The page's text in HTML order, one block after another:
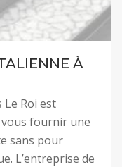
À
Le Roi est
fournir une
sans pour
L’entreprise de